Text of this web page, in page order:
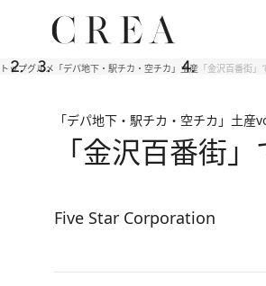
トップグルメ 「デパ地下・駅チカ・空チカ」土産 「金沢百番街
「デパ地下・駅チカ・空チカ」土産
「金沢百番街
Five Star Corporation